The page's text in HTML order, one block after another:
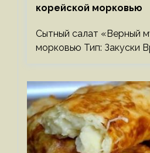
корейской морковью
Сытный салат «Верный
морковью Тип: Закуски